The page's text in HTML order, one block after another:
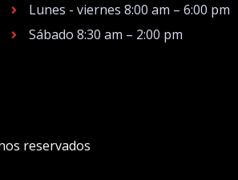
Lunes - viernes 8:00 am – 6:00 pm
Sábado 8:30 am – 2:00 pm
reservados